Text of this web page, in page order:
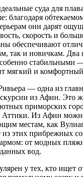
суда для
благодаря
они дарят
скорость и
обеспечивают
так и новичкам. Два
стабильными
мягкий и
— одна из
из Афин. Это
приморских
Аттики. Из Афин
местам, как
этих прибрежных
от модных
вод.
у тех, кто ищет